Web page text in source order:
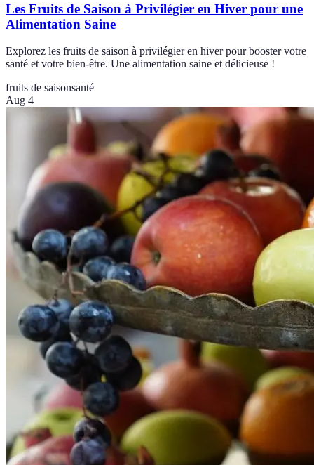
Les Fruits de Saison à Privilégier en Hiver pour une
Alimentation Saine
Explorez les fruits de saison à privilégier en hiver pour booster votre
santé et votre bien-être. Une alimentation saine et délicieuse !
fruits de saisonsanté
Aug 4